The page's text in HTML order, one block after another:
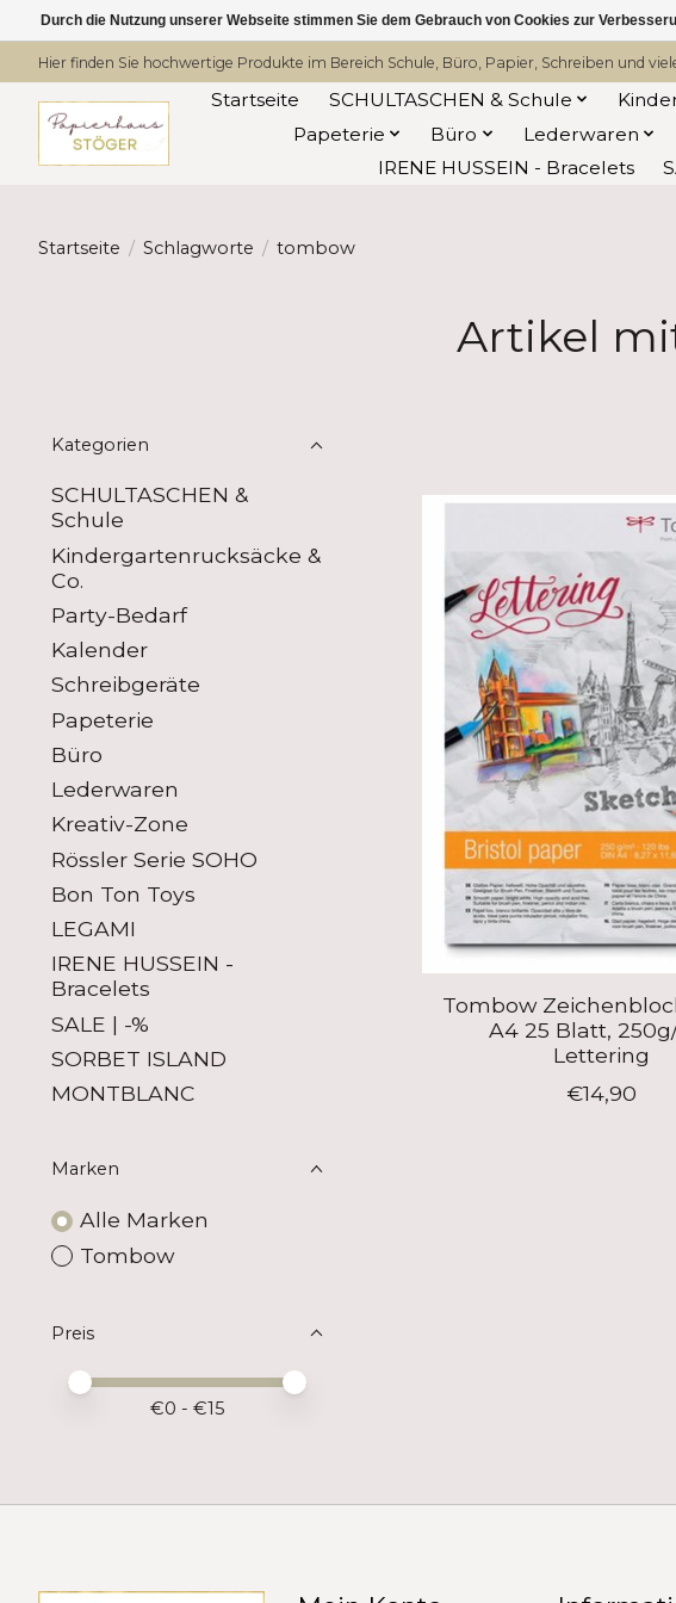
Hier finden Sie hochwertige Produkte im Bereich Schule, Büro, Papier, Schreiben und
Startseite SCHULTASCHEN & Schule
Papeterie
Büro Lederwaren
IRENE HUSSEIN - Bracelets
Startseite / Schlagworte / tombow
Artikel
Kategorien
SCHULTASCHEN &
Schule
Kindergartenrucksäcke &
Co.
Party-Bedarf
Kalender
Schreibgeräte
Papeterie
Büro
Lederwaren
Kreativ-Zone
Rössler Serie SOHO
Bon Ton Toys
LEGAMI
IRENE HUSSEIN -
Bracelets
SALE | -%
SORBET ISLAND
MONTBLANC
Marken
Alle Marken
Tombow
Preis
Preis – Mindestwert
Price maximum value
€0 - €15
Tombow
A4 25 Blatt,
Lettering
€14,90
Durch die Nutzung unserer Webseite stimmen Sie dem Gebrauch von Cookies zur